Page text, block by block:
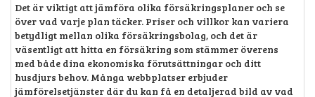
Det är viktigt att jämföra olika försäkringsplaner och se
över vad varje plan täcker. Priser och villkor kan variera
betydligt mellan olika försäkringsbolag, och det är
väsentligt att hitta en försäkring som stämmer överens
med både dina ekonomiska förutsättningar och ditt
husdjurs behov. Många webbplatser erbjuder
jämförelsetjänster där du kan få en detaljerad bild av vad